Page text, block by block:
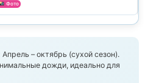
Фото
Апрель – октябрь (сухой сезон).
дожди, идеально для